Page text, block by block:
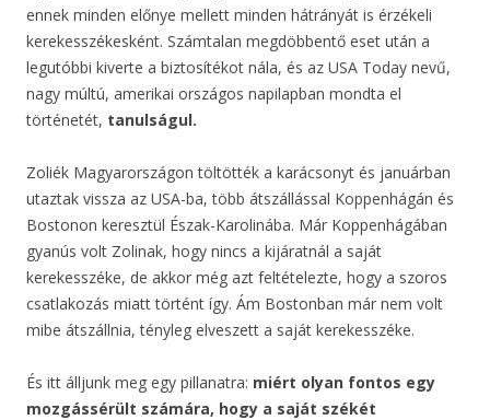
ennek minden előnye mellett minden hátrányát is érzékeli
kerekesszékesként. Számtalan megdöbbentő eset után a
legutóbbi kiverte a biztosítékot nála, és az USA Today nevű,
nagy múltú, amerikai országos napilapban mondta el
történetét, tanulságul.
Zoliék Magyarországon töltötték a karácsonyt és januárban
utaztak vissza az USA-ba, több átszállással Koppenhágán és
Bostonon keresztül Észak-Karolinába. Már Koppenhágában
gyanús volt Zolinak, hogy nincs a kijáratnál a saját
kerekesszéke, de akkor még azt feltételezte, hogy a szoros
csatlakozás miatt történt így. Ám Bostonban már nem volt
mibe átszállnia, tényleg elveszett a saját kerekesszéke.
És itt álljunk meg egy pillanatra: miért olyan fontos egy
mozgássérült számára, hogy a saját székét